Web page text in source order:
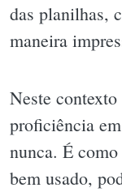
das planilhas,
maneira
Neste
proficiência
nunca. É
bem usado,